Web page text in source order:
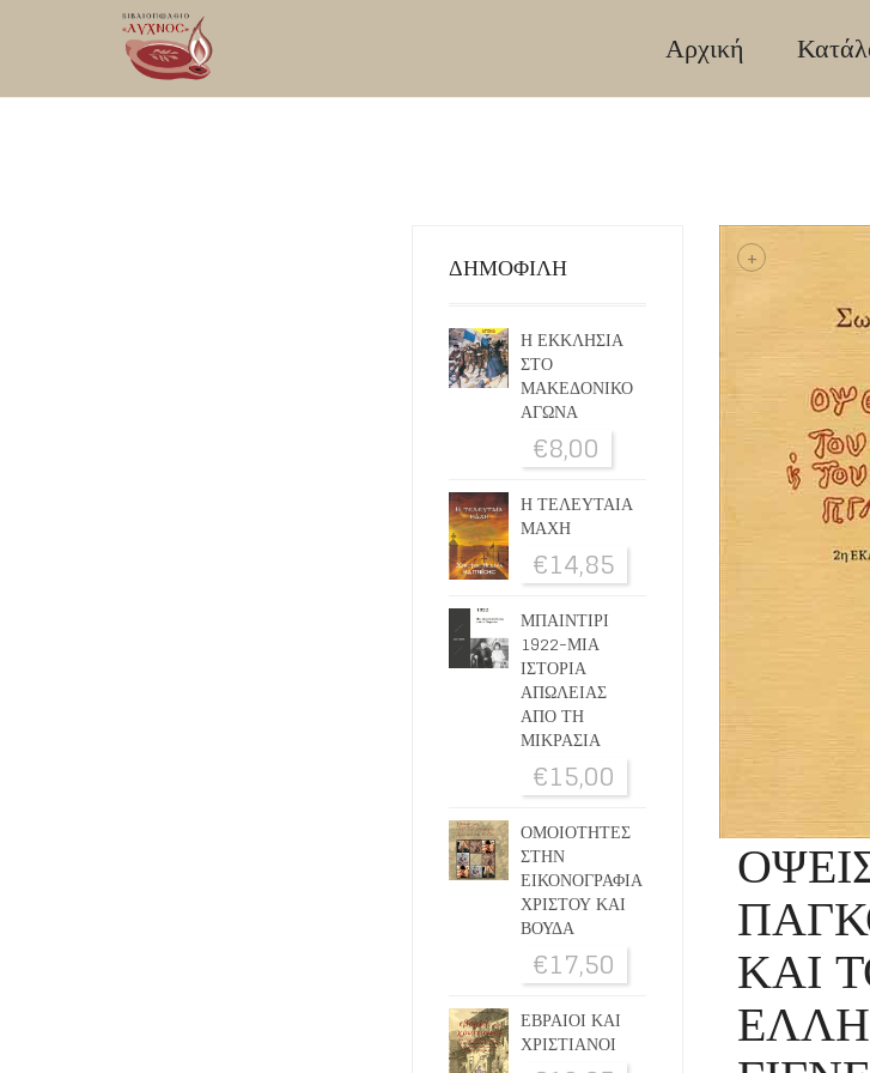
Αρχική
+
ΚΑΙ
ΔΗΜΟΦΙΛΗ
Η ΕΚΚΛΗΣΙΑ
ΣΤΟ
ΜΑΚΕΔΟΝΙΚΟ
ΑΓΩΝΑ
€8,00
Η ΤΕΛΕΥΤΑΙΑ
ΜΑΧΗ
€14,85
ΜΠΑΙΝΤΙΡΙ
1922-ΜΙΑ
ΙΣΤΟΡΙΑ
ΑΠΩΛΕΙΑΣ
ΑΠΟ ΤΗ
ΜΙΚΡΑΣΙΑ
€15,00
ΟΜΟΙΟΤΗΤΕΣ
ΣΤΗΝ
ΕΙΚΟΝΟΓΡΑΦΙΑ
ΧΡΙΣΤΟΥ ΚΑΙ
ΒΟΥΔΑ
€17,50
ΕΒΡΑΙΟΙ ΚΑΙ
ΧΡΙΣΤΙΑΝΟΙ